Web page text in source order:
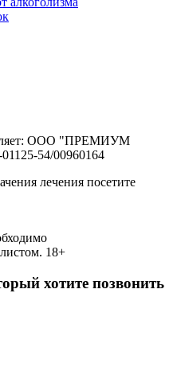
ООО "ПРЕМИУМ
54/00960164
лечения посетите
18+
хотите позвонить